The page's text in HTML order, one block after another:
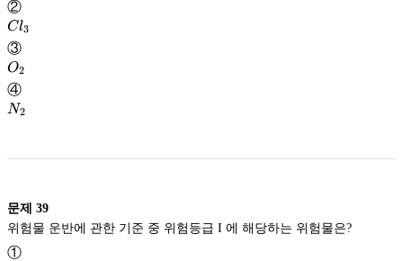
②
Cl_3
Cl3
③
O_2
O2
④
N_2
N2
문제 39
①